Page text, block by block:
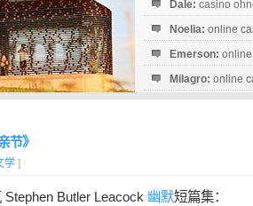
Dale: casino
Noelia: online
Emerson:
Milagro: online
节》
学 ]
Stephen Butler Leacock 幽默短篇集：